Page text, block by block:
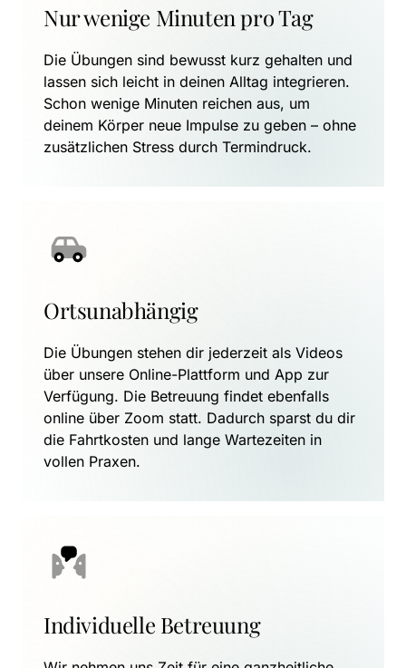
Nur wenige Minuten pro Tag
Die Übungen sind bewusst kurz gehalten und
lassen sich leicht in deinen Alltag integrieren.
Schon wenige Minuten reichen aus, um
deinem Körper neue Impulse zu geben – ohne
zusätzlichen Stress durch Termindruck.
Ortsunabhängig
Die Übungen stehen dir jederzeit als Videos
über unsere Online-Plattform und App zur
Verfügung. Die Betreuung findet ebenfalls
online über Zoom statt. Dadurch sparst du dir
die Fahrtkosten und lange Wartezeiten in
vollen Praxen.
Individuelle Betreuung